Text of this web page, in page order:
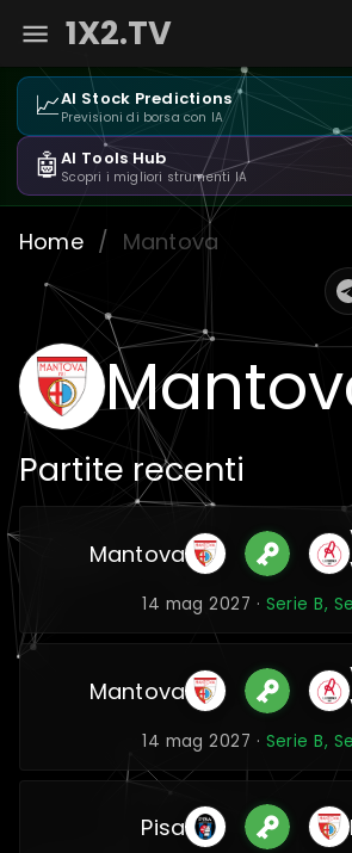
1X2.TV
📈AI Stock Predictions
Previsioni di borsa con IA
🤖AI Tools Hub
Scopri i migliori strumenti IA
Home / Mantova
Partite recenti
Mantova
14 mag 2027 · Serie B,
Mantova
14 mag 2027 · Serie B,
Pisa